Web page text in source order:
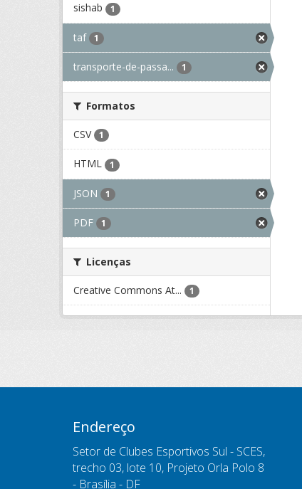
sishab 1
taf 1
transporte-de-passa... 1
Formatos
CSV 1
HTML 1
JSON 1
PDF 1
Licenças
Creative Commons At... 1
Endereço
Setor de Clubes Esportivos Sul - SCES,
trecho 03, lote 10, Projeto Orla Polo 8
- Brasília - DF